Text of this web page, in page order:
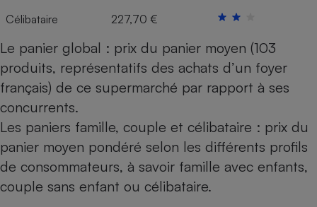
Célibataire 227,70 €
Le panier global : prix du panier moyen (103
produits, représentatifs des achats d’un foyer
français) de ce supermarché par rapport à ses
concurrents.
Les paniers famille, couple et célibataire : prix du
panier moyen pondéré selon les différents profils
de consommateurs, à savoir famille avec enfants,
couple sans enfant ou célibataire.